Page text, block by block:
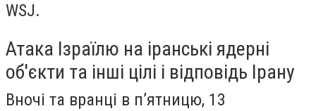
WSJ.
Атака Ізраїлю на іранські ядерні
об'єкти та інші цілі і відповідь Ірану
Вночі та вранці в п’ятницю, 13